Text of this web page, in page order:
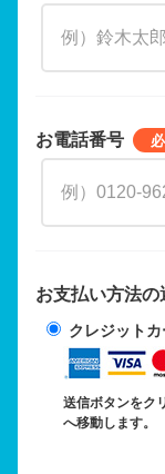
お電話番号
お支払い方法の
クレジット
送信ボタンをク
へ移動します。